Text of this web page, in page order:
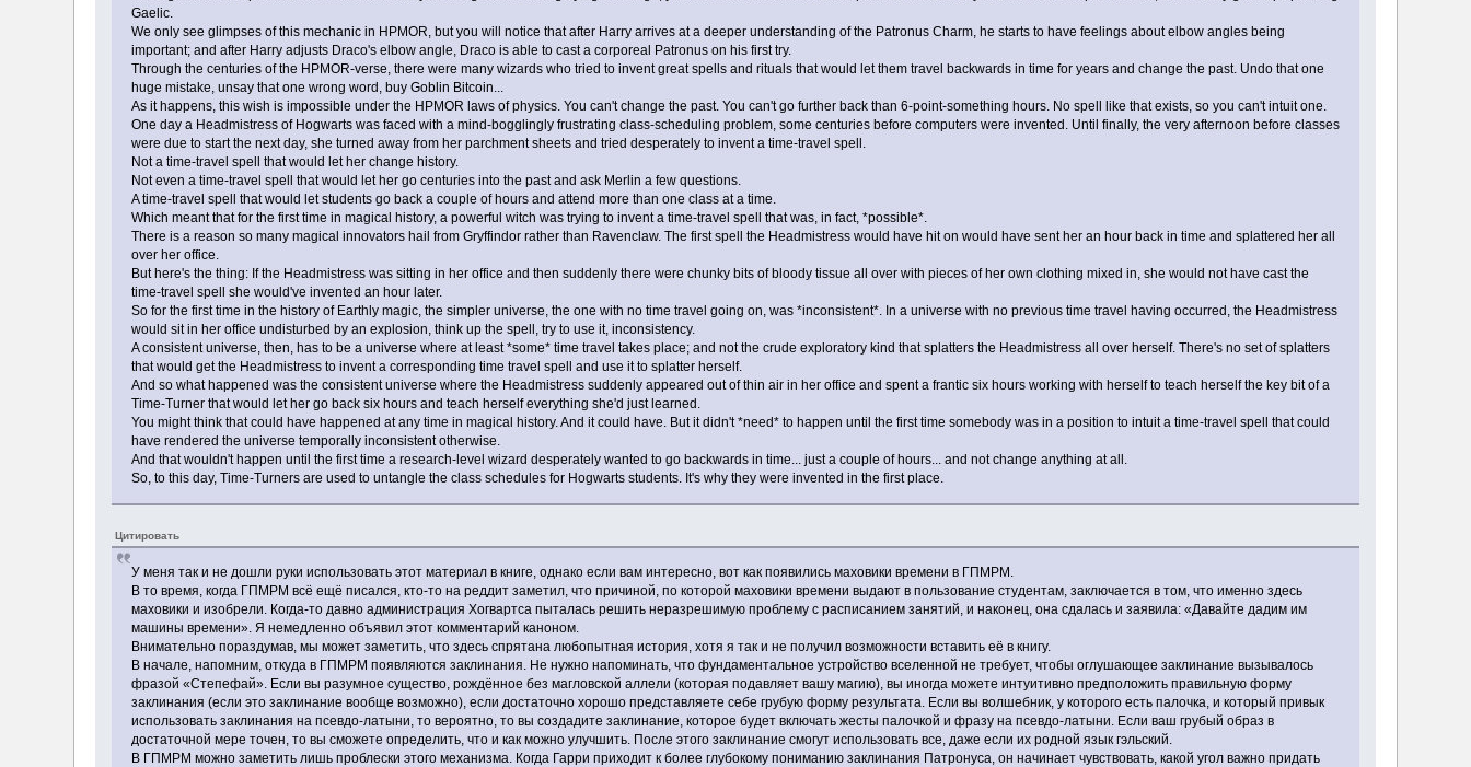
Gaelic.
We only see glimpses of this mechanic in HPMOR, but you will notice that after Harry arrives at a deeper understanding of the Patronus Charm, he starts to have feelings about elbow angles being
important; and after Harry adjusts Draco's elbow angle, Draco is able to cast a corporeal Patronus on his first try.
Through the centuries of the HPMOR-verse, there were many wizards who tried to invent great spells and rituals that would let them travel backwards in time for years and change the past. Undo that one
huge mistake, unsay that one wrong word, buy Goblin Bitcoin...
As it happens, this wish is impossible under the HPMOR laws of physics. You can't change the past. You can't go further back than 6-point-something hours. No spell like that exists, so you can't intuit one.
One day a Headmistress of Hogwarts was faced with a mind-bogglingly frustrating class-scheduling problem, some centuries before computers were invented. Until finally, the very afternoon before classes
were due to start the next day, she turned away from her parchment sheets and tried desperately to invent a time-travel spell.
Not a time-travel spell that would let her change history.
Not even a time-travel spell that would let her go centuries into the past and ask Merlin a few questions.
A time-travel spell that would let students go back a couple of hours and attend more than one class at a time.
Which meant that for the first time in magical history, a powerful witch was trying to invent a time-travel spell that was, in fact, *possible*.
There is a reason so many magical innovators hail from Gryffindor rather than Ravenclaw. The first spell the Headmistress would have hit on would have sent her an hour back in time and splattered her all
over her office.
But here's the thing: If the Headmistress was sitting in her office and then suddenly there were chunky bits of bloody tissue all over with pieces of her own clothing mixed in, she would not have cast the
time-travel spell she would've invented an hour later.
So for the first time in the history of Earthly magic, the simpler universe, the one with no time travel going on, was *inconsistent*. In a universe with no previous time travel having occurred, the Headmistress
would sit in her office undisturbed by an explosion, think up the spell, try to use it, inconsistency.
A consistent universe, then, has to be a universe where at least *some* time travel takes place; and not the crude exploratory kind that splatters the Headmistress all over herself. There's no set of splatters
that would get the Headmistress to invent a corresponding time travel spell and use it to splatter herself.
And so what happened was the consistent universe where the Headmistress suddenly appeared out of thin air in her office and spent a frantic six hours working with herself to teach herself the key bit of a
Time-Turner that would let her go back six hours and teach herself everything she'd just learned.
You might think that could have happened at any time in magical history. And it could have. But it didn't *need* to happen until the first time somebody was in a position to intuit a time-travel spell that could
have rendered the universe temporally inconsistent otherwise.
And that wouldn't happen until the first time a research-level wizard desperately wanted to go backwards in time... just a couple of hours... and not change anything at all.
So, to this day, Time-Turners are used to untangle the class schedules for Hogwarts students. It's why they were invented in the first place.
Цитировать
У меня так и не дошли руки использовать этот материал в книге, однако если вам интересно, вот как появились маховики времени в ГПМРМ.
В то время, когда ГПМРМ всё ещё писался, кто-то на реддит заметил, что причиной, по которой маховики времени выдают в пользование студентам, заключается в том, что именно здесь
маховики и изобрели. Когда-то давно администрация Хогвартса пыталась решить неразрешимую проблему с расписанием занятий, и наконец, она сдалась и заявила: «Давайте дадим им
машины времени». Я немедленно объявил этот комментарий каноном.
Внимательно пораздумав, мы может заметить, что здесь спрятана любопытная история, хотя я так и не получил возможности вставить её в книгу.
В начале, напомним, откуда в ГПМРМ появляются заклинания. Не нужно напоминать, что фундаментальное устройство вселенной не требует, чтобы оглушающее заклинание вызывалось
фразой «Степефай». Если вы разумное существо, рождённое без магловской аллели (которая подавляет вашу магию), вы иногда можете интуитивно предположить правильную форму
заклинания (если это заклинание вообще возможно), если достаточно хорошо представляете себе грубую форму результата. Если вы волшебник, у которого есть палочка, и который привык
использовать заклинания на псевдо-латыни, то вероятно, то вы создадите заклинание, которое будет включать жесты палочкой и фразу на псевдо-латыни. Если ваш грубый образ в
достаточной мере точен, то вы сможете определить, что и как можно улучшить. После этого заклинание смогут использовать все, даже если их родной язык гэльский.
В ГПМРМ можно заметить лишь проблески этого механизма. Когда Гарри приходит к более глубокому пониманию заклинания Патронуса, он начинает чувствовать, какой угол важно придать